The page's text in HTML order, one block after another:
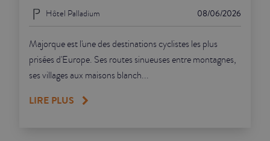
08/06/2026
Hôtel Palladium
Majorque est l'une des destinations cyclistes les plus
prisées d'Europe. Ses routes sinueuses entre montagnes,
ses villages aux maisons blanch...
LIRE PLUS